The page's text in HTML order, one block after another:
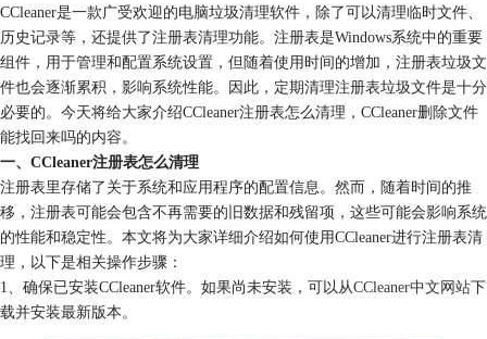
CCleaner是一款广受欢迎的电脑垃圾清理软件，除了可以清理临时文件、
历史记录等，还提供了注册表清理功能。注册表是Windows系统中的重要
组件，用于管理和配置系统设置，但随着使用时间的增加，注册表垃圾文
件也会逐渐累积，影响系统性能。因此，定期清理注册表垃圾文件是十分
必要的。今天将给大家介绍CCleaner注册表怎么清理，CCleaner删除文件
能找回来吗的内容。
一、CCleaner注册表怎么清理
注册表里存储了关于系统和应用程序的配置信息。然而，随着时间的推
移，注册表可能会包含不再需要的旧数据和残留项，这些可能会影响系统
的性能和稳定性。本文将为大家详细介绍如何使用CCleaner进行注册表清
理，以下是相关操作步骤：
1、确保已安装CCleaner软件。如果尚未安装，可以从CCleaner中文网站下
载并安装最新版本。